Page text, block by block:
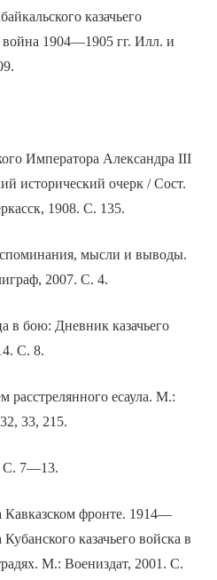
казачьего
война 1904—1905 гг. Илл. и
Императора Александра III
исторический очерк / Сост.
1908. С. 135.
мысли и выводы.
2007. С. 4.
в бою: Дневник казачьего
С. 8.
расстрелянного есаула. М.:
33, 215.
С. 7—13.
Кавказском фронте. 1914—
казачьего войска в
М.: Воениздат, 2001. С.